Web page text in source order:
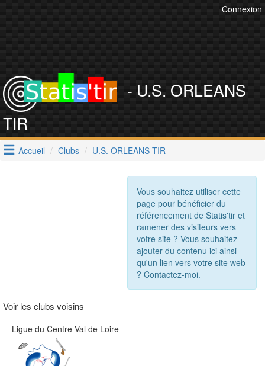
Connexion
- U.S. ORLEANS
TIR
Accueil Clubs U.S. ORLEANS TIR
Vous souhaitez utiliser cette
page pour bénéficier du
référencement de Statis'tir et
ramener des visiteurs vers
votre site ? Vous souhaitez
ajouter du contenu ici ainsi
qu'un lien vers votre site web
? Contactez-moi.
Voir les clubs voisins
Ligue du Centre Val de Loire